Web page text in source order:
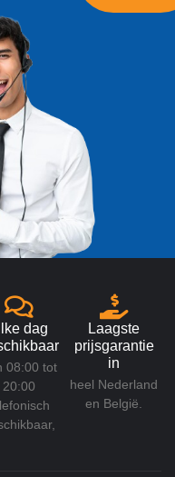
dag
08:00 tot
20:00
Laagste
prijsgarantie
in
heel Nederland
en België.